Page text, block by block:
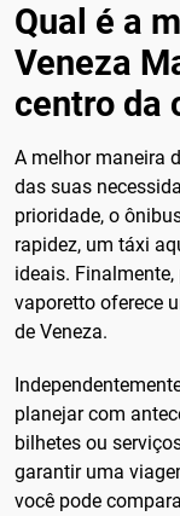
Qual é a
Veneza
centro da
A melhor maneira
das suas
prioridade, o
rapidez, um táxi
ideais.
vaporetto oferece
de Veneza.
planejar com
bilhetes ou
garantir uma
você pode